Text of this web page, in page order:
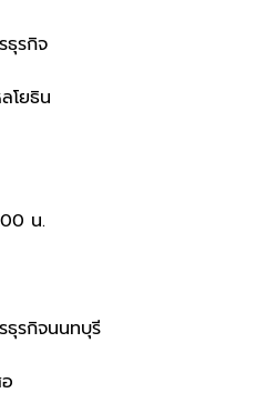
ธุรกิจ
โยธิน
น.
ธุรกิจนนทบุรี